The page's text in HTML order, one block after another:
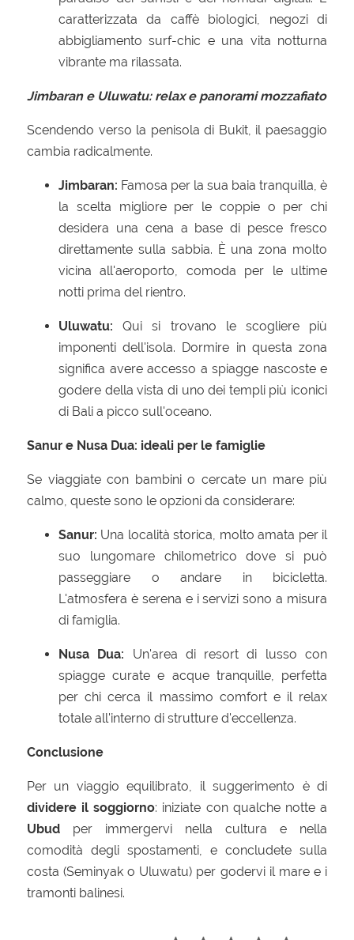
caratterizzata da caffè biologici, negozi di
abbigliamento surf-chic e una vita notturna
vibrante ma rilassata.
Jimbaran e Uluwatu: relax e panorami mozzafiato
Scendendo verso la penisola di Bukit, il paesaggio
cambia radicalmente.
Jimbaran: Famosa per la sua baia tranquilla, è
la scelta migliore per le coppie o per chi
desidera una cena a base di pesce fresco
direttamente sulla sabbia. È una zona molto
vicina all'aeroporto, comoda per le ultime
notti prima del rientro.
Uluwatu: Qui si trovano le scogliere più
imponenti dell'isola. Dormire in questa zona
significa avere accesso a spiagge nascoste e
godere della vista di uno dei templi più iconici
di Bali a picco sull'oceano.
Sanur e Nusa Dua: ideali per le famiglie
Se viaggiate con bambini o cercate un mare più
calmo, queste sono le opzioni da considerare:
Sanur: Una località storica, molto amata per il
suo lungomare chilometrico dove si può
passeggiare o andare in bicicletta.
L'atmosfera è serena e i servizi sono a misura
di famiglia.
Nusa Dua: Un'area di resort di lusso con
spiagge curate e acque tranquille, perfetta
per chi cerca il massimo comfort e il relax
totale all'interno di strutture d'eccellenza.
Conclusione
Per un viaggio equilibrato, il suggerimento è di
dividere il soggiorno: iniziate con qualche notte a
Ubud per immergervi nella cultura e nella
comodità degli spostamenti, e concludete sulla
costa (Seminyak o Uluwatu) per godervi il mare e i
tramonti balinesi.